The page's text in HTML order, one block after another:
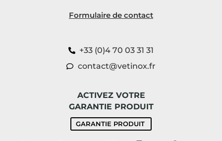
Formulaire de contact
+33 (0)4 70 03 31 31
contact@vetinox.fr
ACTIVEZ VOTRE
GARANTIE PRODUIT
GARANTIE PRODUIT